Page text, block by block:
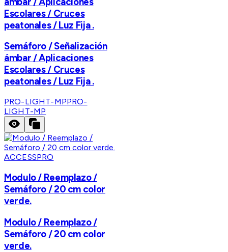
Escolares / Cruces
peatonales / Luz Fija .
Semáforo / Señalización
ámbar / Aplicaciones
Escolares / Cruces
peatonales / Luz Fija .
PRO-LIGHT-MPPRO-
LIGHT-MP
ACCESSPRO
Modulo / Reemplazo /
Semáforo / 20 cm color
verde.
Modulo / Reemplazo /
Semáforo / 20 cm color
verde.